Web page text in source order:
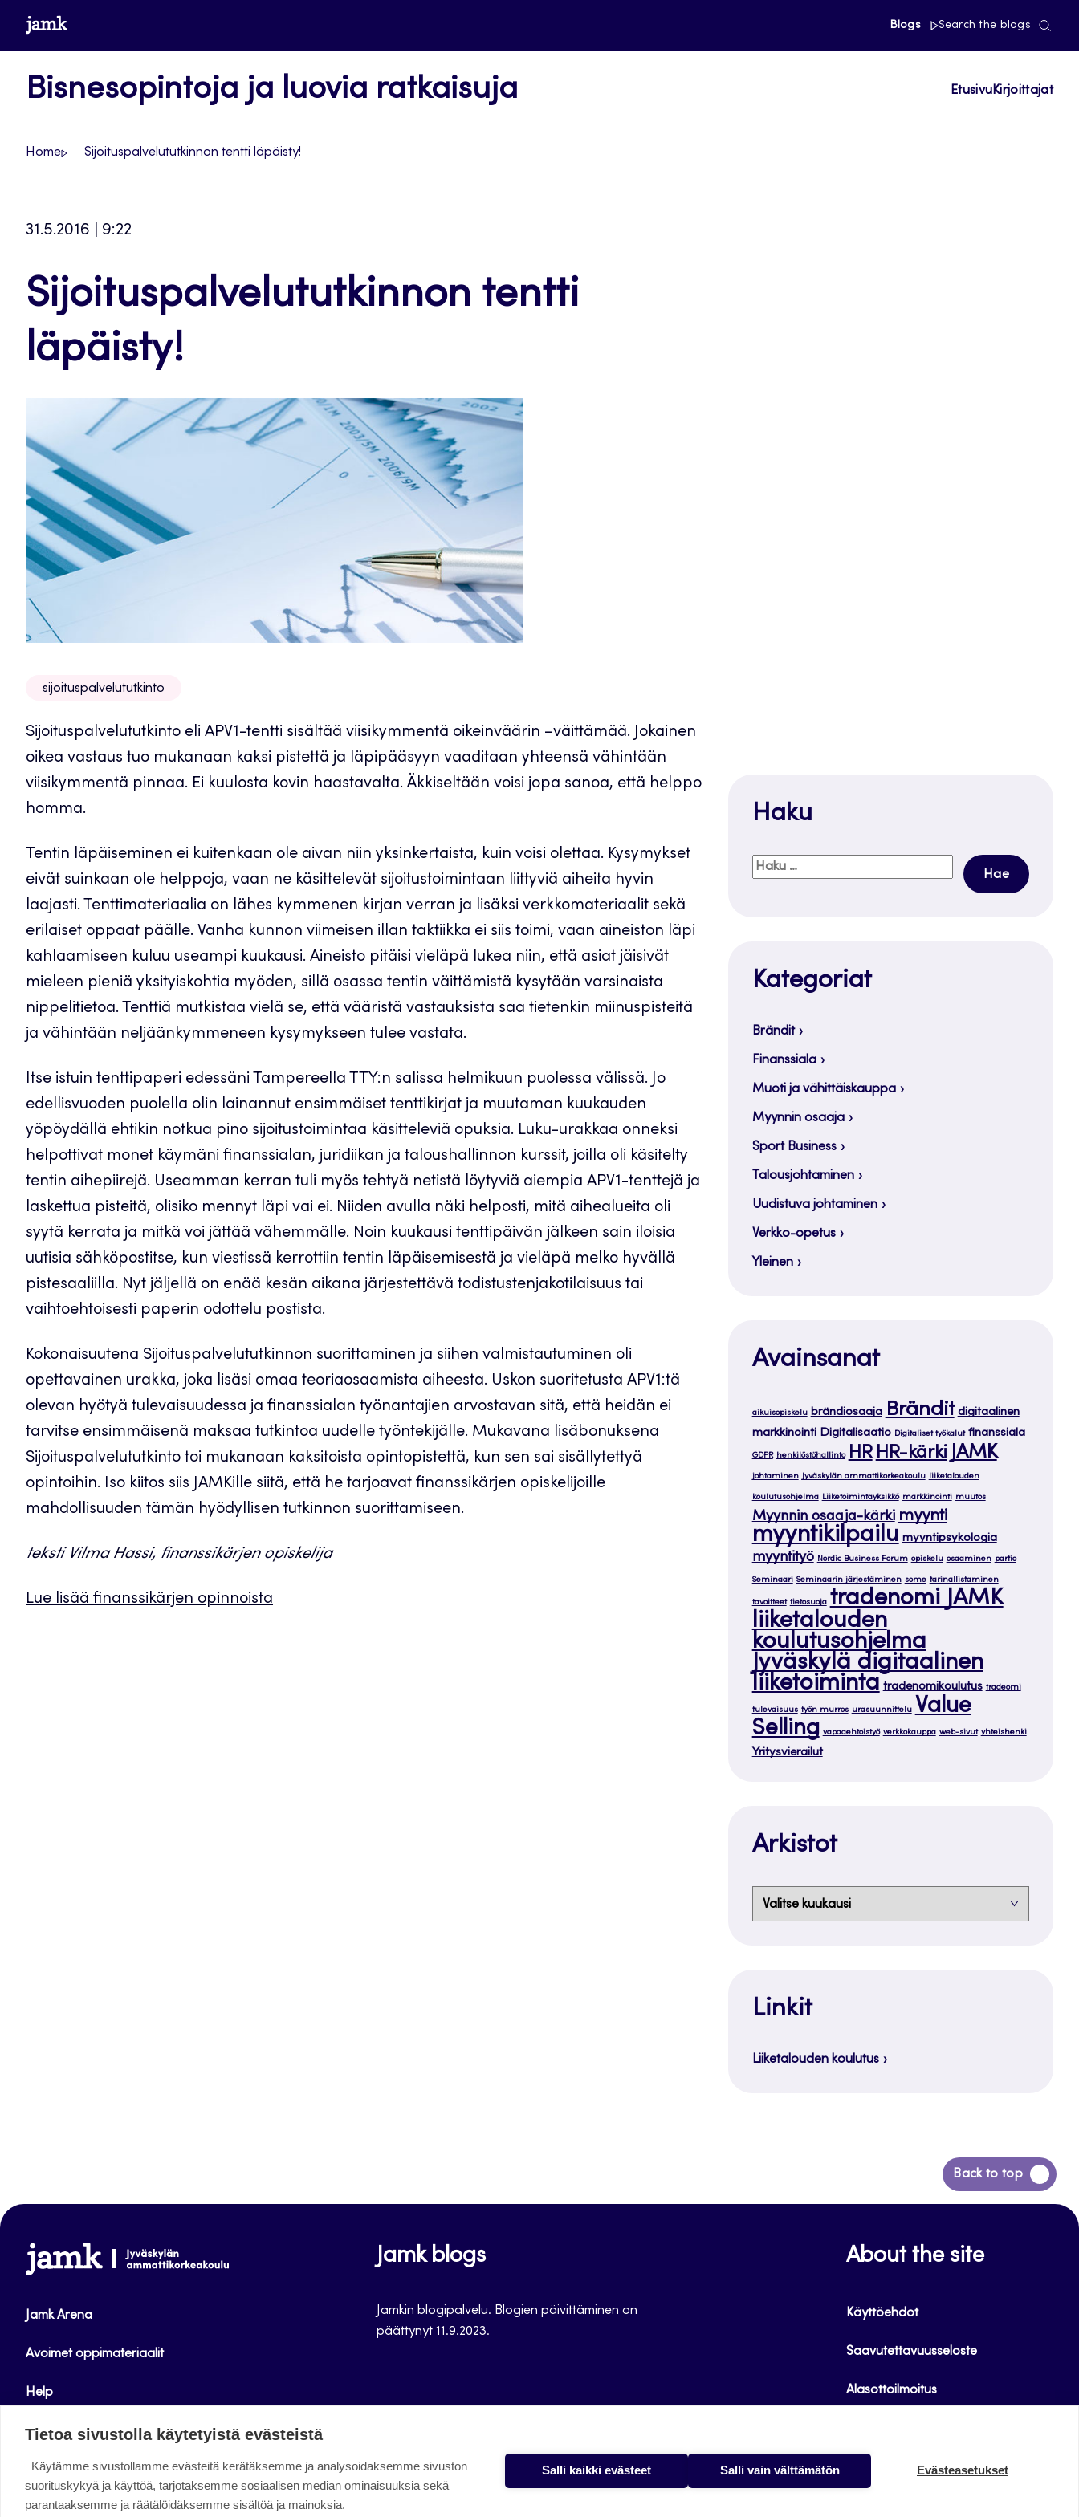
Siirrywww.jamk.fi Blogs Search the blogs
Bisnesopintoja ja luovia ratkaisuja EtusivuKirjoittajat
Home Sijoituspalvelututkinnon tentti läpäisty!
31.5.2016 | 9:22
Sijoituspalvelututkinnon tentti
läpäisty!
sijoituspalvelututkinto
Sijoituspalvelututkinto eli APV1-tentti sisältää viisikymmentä oikeinväärin –väittämää. Jokainen
oikea vastaus tuo mukanaan kaksi pistettä ja läpipääsyyn vaaditaan yhteensä vähintään
viisikymmentä pinnaa. Ei kuulosta kovin haastavalta. Äkkiseltään voisi jopa sanoa, että helppo
homma.
Tentin läpäiseminen ei kuitenkaan ole aivan niin yksinkertaista, kuin voisi olettaa. Kysymykset
eivät suinkaan ole helppoja, vaan ne käsittelevät sijoitustoimintaan liittyviä aiheita hyvin
laajasti. Tenttimateriaalia on lähes kymmenen kirjan verran ja lisäksi verkkomateriaalit sekä
erilaiset oppaat päälle. Vanha kunnon viimeisen illan taktiikka ei siis toimi, vaan aineiston läpi
kahlaamiseen kuluu useampi kuukausi. Aineisto pitäisi vieläpä lukea niin, että asiat jäisivät
mieleen pieniä yksityiskohtia myöden, sillä osassa tentin väittämistä kysytään varsinaista
nippelitietoa. Tenttiä mutkistaa vielä se, että vääristä vastauksista saa tietenkin miinuspisteitä
ja vähintään neljäänkymmeneen kysymykseen tulee vastata.
Itse istuin tenttipaperi edessäni Tampereella TTY:n salissa helmikuun puolessa välissä. Jo
edellisvuoden puolella olin lainannut ensimmäiset tenttikirjat ja muutaman kuukauden
yöpöydällä ehtikin notkua pino sijoitustoimintaa käsitteleviä opuksia. Luku-urakkaa onneksi
helpottivat monet käymäni finanssialan, juridiikan ja taloushallinnon kurssit, joilla oli käsitelty
tentin aihepiirejä. Useamman kerran tuli myös tehtyä netistä löytyviä aiempia APV1-tenttejä ja
laskettua pisteitä, olisiko mennyt läpi vai ei. Niiden avulla näki helposti, mitä aihealueita oli
syytä kerrata ja mitkä voi jättää vähemmälle. Noin kuukausi tenttipäivän jälkeen sain iloisia
uutisia sähköpostitse, kun viestissä kerrottiin tentin läpäisemisestä ja vieläpä melko hyvällä
pistesaaliilla. Nyt jäljellä on enää kesän aikana järjestettävä todistustenjakotilaisuus tai
vaihtoehtoisesti paperin odottelu postista.
Kokonaisuutena Sijoituspalvelututkinnon suorittaminen ja siihen valmistautuminen oli
opettavainen urakka, joka lisäsi omaa teoriaosaamista aiheesta. Uskon suoritetusta APV1:tä
olevan hyötyä tulevaisuudessa ja finanssialan työnantajien arvostavan sitä, että heidän ei
tarvitse ensimmäisenä maksaa tutkintoa uudelle työntekijälle. Mukavana lisäbonuksena
Sijoituspalvelututkinto toi mukanaan kaksitoista opintopistettä, kun sen sai sisällytettyä
opintoihin. Iso kiitos siis JAMKille siitä, että he tarjoavat finanssikärjen opiskelijoille
mahdollisuuden tämän hyödyllisen tutkinnon suorittamiseen.
teksti Vilma Hassi, finanssikärjen opiskelija
Lue lisää finanssikärjen opinnoista
Haku
Haku:
Kategoriat
Brändit
Finanssiala
Muoti ja vähittäiskauppa
Myynnin osaaja
Sport Business
Talousjohtaminen
Uudistuva johtaminen
Verkko-opetus
Yleinen
Avainsanat
aikuisopiskelu brändiosaaja Brändit digitaalinen
markkinointi Digitalisaatio Digitaliset työkalut finanssiala
GDPR henkilöstöhallinto HR HR-kärki JAMK
johtaminen Jyväskylän ammattikorkeakoulu liiketalouden
koulutusohjelma Liiketoimintayksikkö markkinointi muutos
Myynnin osaaja-kärki myynti
myyntikilpailu myyntipsykologia
myyntityö Nordic Business Forum opiskelu osaaminen partio
Seminaari Seminaarin järjestäminen some tarinallistaminen
tavoitteet tietosuoja tradenomi JAMK
liiketalouden
koulutusohjelma
Jyväskylä digitaalinen
liiketoiminta tradenomikoulutus tradeomi
tulevaisuus työn murros urasuunnittelu Value
Selling vapaaehtoistyö verkkokauppa web-sivut yhteishenki
Yritysvierailut
Arkistot
Arkistot
Linkit
Liiketalouden koulutus
Back to top
Siirry
takaisin
www.jamk.fi
Jamk Arena
Avoimet oppimateriaalit
Help
Verkkolehdet
FacebookInstagram
LinkedinTwitterYouTube
Jamk blogs
Jamkin blogipalvelu. Blogien päivittäminen on
päättynyt 11.9.2023.
About the site
Käyttöehdot
Saavutettavuusseloste
Alasottoilmoitus
Tietoa sivustolla käytetyistä evästeistä
Käytämme sivustollamme evästeitä kerätäksemme ja analysoidaksemme sivuston
suorituskykyä ja käyttöä, tarjotaksemme sosiaalisen median ominaisuuksia sekä
parantaaksemme ja räätälöidäksemme sisältöä ja mainoksia.
Salli kaikki evästeet Salli vain välttämätön Evästeasetukset